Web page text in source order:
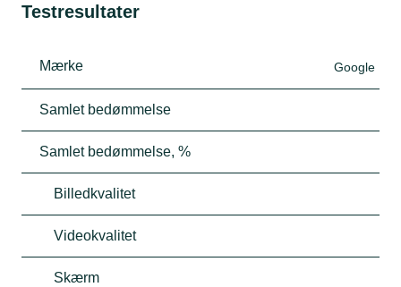
Testresultater
Mærke Google
Samlet bedømmelse
Samlet bedømmelse, %
Billedkvalitet
Videokvalitet
Skærm